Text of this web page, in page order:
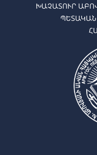
ԽԱՉԱՏՈՒՐ